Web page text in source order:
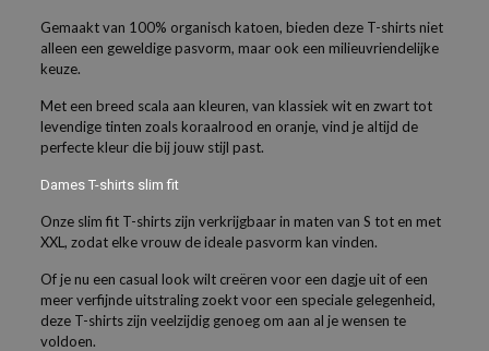
Gemaakt van 100% organisch katoen, bieden deze T-shirts niet
alleen een geweldige pasvorm, maar ook een milieuvriendelijke
keuze.
Met een breed scala aan kleuren, van klassiek wit en zwart tot
levendige tinten zoals koraalrood en oranje, vind je altijd de
perfecte kleur die bij jouw stijl past.
Dames T-shirts slim fit
Onze slim fit T-shirts zijn verkrijgbaar in maten van S tot en met
XXL, zodat elke vrouw de ideale pasvorm kan vinden.
Of je nu een casual look wilt creëren voor een dagje uit of een
meer verfijnde uitstraling zoekt voor een speciale gelegenheid,
deze T-shirts zijn veelzijdig genoeg om aan al je wensen te
voldoen.